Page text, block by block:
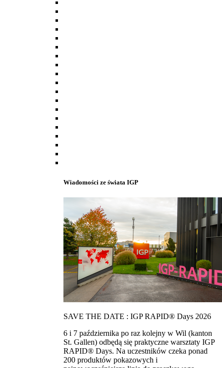
Wiadomości ze świata IGP
SAVE THE DATE : IGP RAPID® Days 2026
6 i 7 października po raz kolejny w Wil (kanton
St. Gallen) odbędą się praktyczne warsztaty IGP
RAPID® Days. Na uczestników czeka ponad
200 produktów pokazowych i